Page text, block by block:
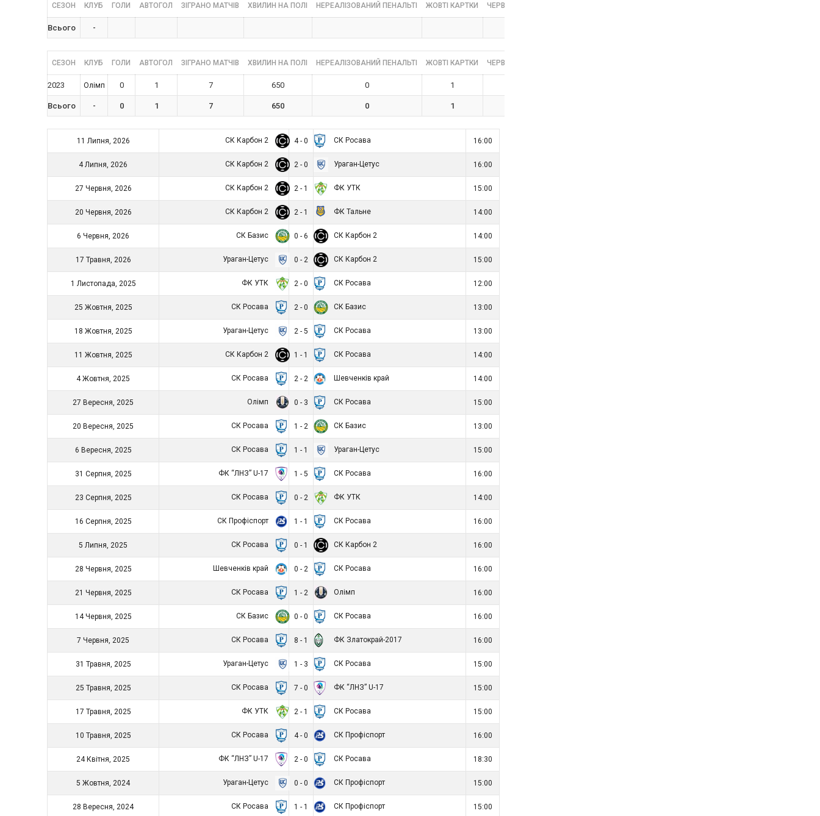
СЕЗОН КЛУБ ГОЛИ АВТОГОЛ ЗІГРАНО МАТЧІВ ХВИЛИН НА ПОЛІ НЕРЕАЛІЗОВАНИЙ ПЕНАЛЬТІ ЖОВТІ КАРТКИ ЧЕРВОНІ КАРТКИ
Всього -
СЕЗОН КЛУБ ГОЛИ АВТОГОЛ ЗІГРАНО МАТЧІВ ХВИЛИН НА ПОЛІ НЕРЕАЛІЗОВАНИЙ ПЕНАЛЬТІ ЖОВТІ КАРТКИ ЧЕРВОНІ КАРТКИ
2023 Олімп 0 1 7 650 0 1
Всього - 0 1 7 650 0 1
11 Липня, 2026 СК Карбон 2 4 - 0 СК Росава 16:00
4 Липня, 2026 СК Карбон 2 2 - 0 Ураган-Цетус 16:00
27 Червня, 2026 СК Карбон 2 2 - 1 ФК УТК 15:00
20 Червня, 2026 СК Карбон 2 2 - 1 ФК Тальне 14:00
6 Червня, 2026 СК Базис 0 - 6 СК Карбон 2 14:00
17 Травня, 2026 Ураган-Цетус 0 - 2 СК Карбон 2 15:00
1 Листопада, 2025 ФК УТК 2 - 0 СК Росава 12:00
25 Жовтня, 2025 СК Росава 2 - 0 СК Базис 13:00
18 Жовтня, 2025 Ураган-Цетус 2 - 5 СК Росава 13:00
11 Жовтня, 2025 СК Карбон 2 1 - 1 СК Росава 14:00
4 Жовтня, 2025 СК Росава 2 - 2 Шевченків край 14:00
27 Вересня, 2025 Олімп 0 - 3 СК Росава 15:00
20 Вересня, 2025 СК Росава 1 - 2 СК Базис 13:00
6 Вересня, 2025 СК Росава 1 - 1 Ураган-Цетус 15:00
31 Серпня, 2025 ФК “ЛНЗ” U-17 1 - 5 СК Росава 16:00
23 Серпня, 2025 СК Росава 0 - 2 ФК УТК 14:00
16 Серпня, 2025 СК Профіспорт 1 - 1 СК Росава 16:00
5 Липня, 2025 СК Росава 0 - 1 СК Карбон 2 16:00
28 Червня, 2025 Шевченків край 0 - 2 СК Росава 16:00
21 Червня, 2025 СК Росава 1 - 2 Олімп 16:00
14 Червня, 2025 СК Базис 0 - 0 СК Росава 16:00
7 Червня, 2025 СК Росава 8 - 1 ФК Златокрай-2017 16:00
31 Травня, 2025 Ураган-Цетус 1 - 3 СК Росава 15:00
25 Травня, 2025 СК Росава 7 - 0 ФК “ЛНЗ” U-17 15:00
17 Травня, 2025 ФК УТК 2 - 1 СК Росава 15:00
10 Травня, 2025 СК Росава 4 - 0 СК Профіспорт 16:00
24 Квітня, 2025 ФК “ЛНЗ” U-17 2 - 0 СК Росава 18:30
5 Жовтня, 2024 Ураган-Цетус 0 - 0 СК Профіспорт 15:00
28 Вересня, 2024 СК Росава 1 - 1 СК Профіспорт 15:00